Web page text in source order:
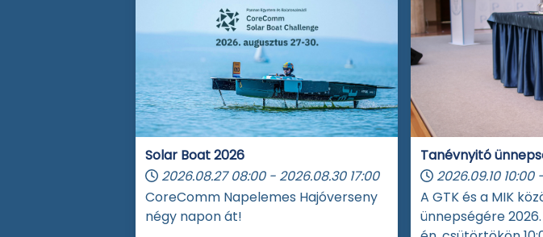
Solar Boat 2026
2026.08.27 08:00 - 2026.08.30 17:00
CoreComm Napelemes Hajóverseny
négy napon át!
Tanévnyitó
2026.09.10 10:00
A GTK és a MIK
ünnepségére